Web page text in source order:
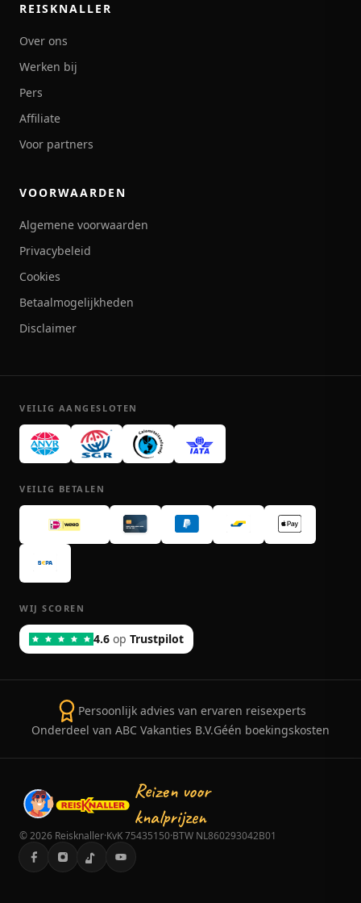
REISKNALLER
Over ons
Werken bij
Pers
Affiliate
Voor partners
VOORWAARDEN
Algemene voorwaarden
Privacybeleid
Cookies
Betaalmogelijkheden
Disclaimer
VEILIG AANGESLOTEN
VEILIG BETALEN
WIJ SCOREN
4.6 op Trustpilot
Persoonlijk advies van ervaren reisexperts
Onderdeel van ABC Vakanties B.V.Géén boekingskosten
Reizen voor
knalprijzen
©2026 Reisknaller·KvK 75435150·BTW NL860293042B01